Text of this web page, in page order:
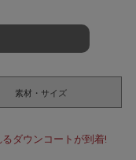
ダウンコートが到着!
素材・サイズ